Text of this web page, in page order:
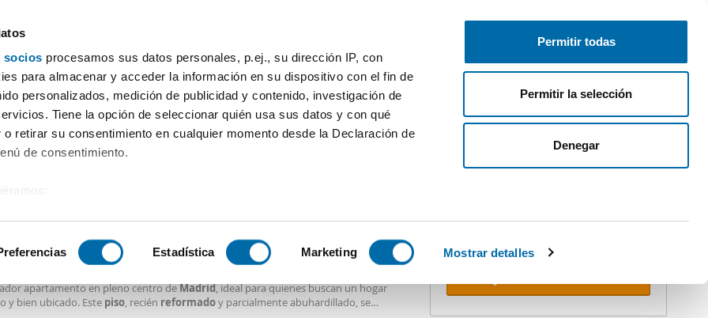
socios procesamos sus datos personales, p.ej., su dirección IP, con
para almacenar y acceder la información en su dispositivo con el fin de
personalizados, medición de publicidad y contenido, investigación de
Tiene la opción de seleccionar quién usa sus datos y con qué
retirar su consentimiento en cualquier momento desde la Declaración de
de consentimiento.
analizándolo activamente para buscar características específicas (huellas
cómo se procesan sus datos personales y establezca sus
de datos. Puede cambiar o retirar su consentimiento en cualquier momento
Estadística Marketing Mostrar detalles
Permitir todas
Permitir la selección
Denegar
Publica gratis Inicia sesión
Habitaciones Más filtros - 2
piso reformar Madrid
piso aire acondicionado Centro
apartamento en pleno centro deMadrid, ideal para quienes buscan un hogar
y bien ubicado. Este piso, recién reformadoy parcialmente abuhardillado, se
No dejes que te adelanten. Recibe en